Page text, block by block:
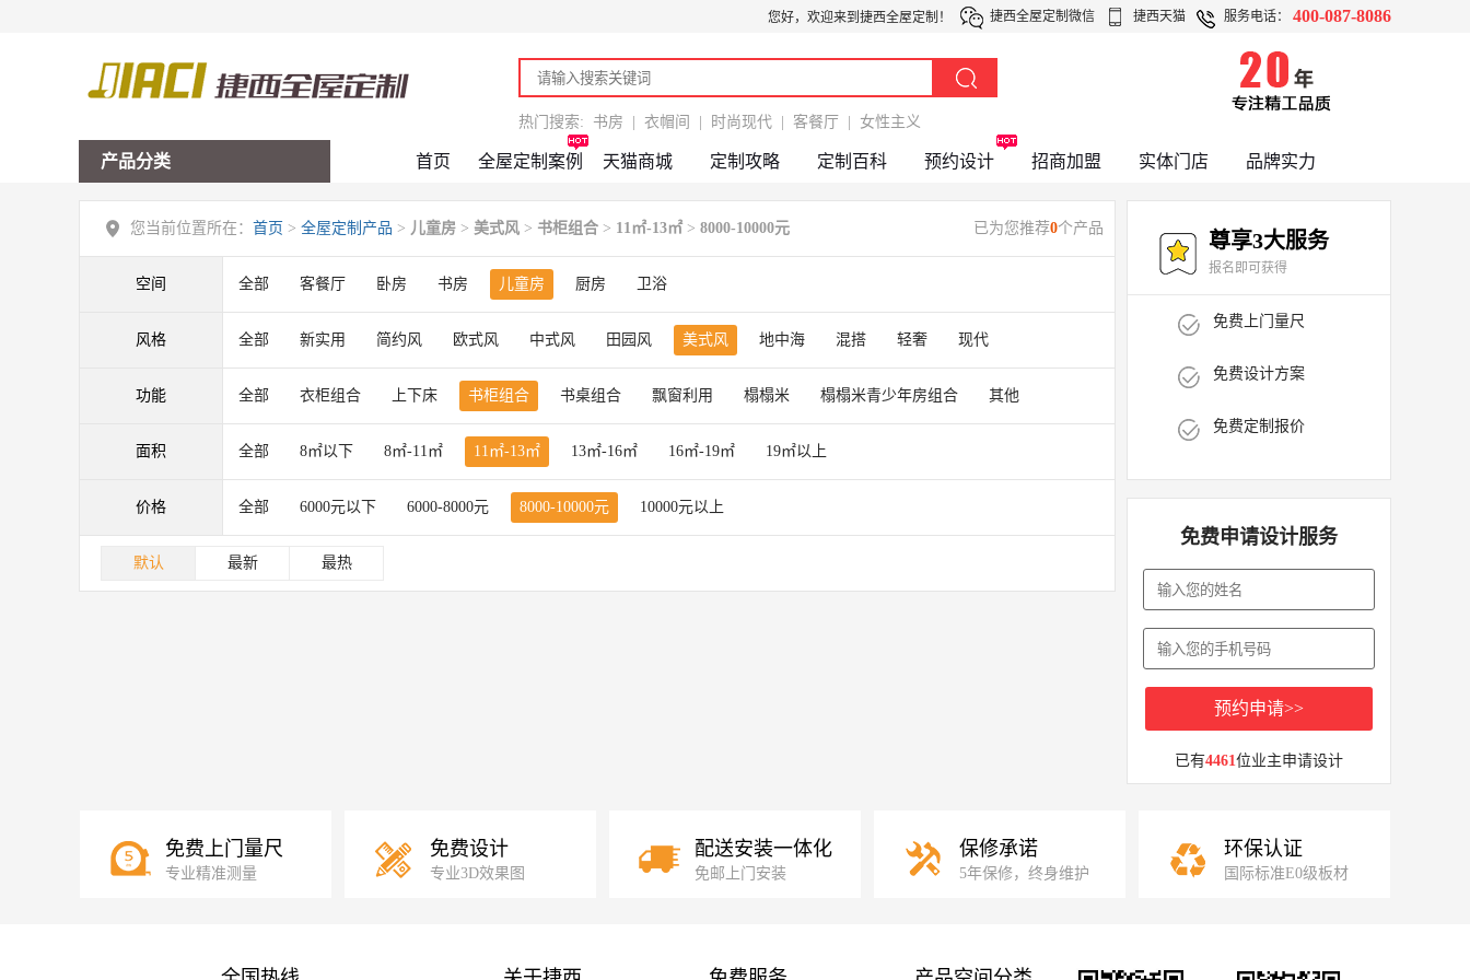
您好，欢迎来到捷西全屋定制！ 捷西全屋定制微信 捷西天猫 服务电话： 400-087-8086
热门搜索: 书房 衣帽间 时尚现代 客餐厅 女性主义
产品分类 首页 全屋定制案例 天猫商城 定制攻略 定制百科 预约设计 招商加盟 实体门店 品牌实力
您当前位置所在： 首页 > 全屋定制产品 > 儿童房 > 美式风 > 书柜组合 > 11㎡-13㎡ > 8000-10000元 已为您推荐0个产品
空间 全部 客餐厅 卧房 书房 儿童房 厨房 卫浴
风格 全部 新实用 简约风 欧式风 中式风 田园风 美式风 地中海 混搭 轻奢 现代
功能 全部 衣柜组合 上下床 书柜组合 书桌组合 飘窗利用 榻榻米 榻榻米青少年房组合 其他
面积 全部 8㎡以下 8㎡-11㎡ 11㎡-13㎡ 13㎡-16㎡ 16㎡-19㎡ 19㎡以上
价格 全部 6000元以下 6000-8000元 8000-10000元 10000元以上
默认 最新 最热
尊享3大服务
报名即可获得
免费上门量尺
免费设计方案
免费定制报价
免费申请设计服务
预约申请>>
已有4461位业主申请设计
免费上门量尺
专业精准测量
免费设计
专业3D效果图
配送安装一体化
免邮上门安装
保修承诺
5年保修，终身维护
环保认证
国际标准E0级板材